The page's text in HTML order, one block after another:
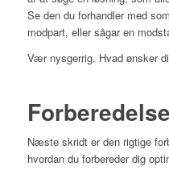
Se den du forhandler med
modpart, eller sågar en
Vær nysgerrig. Hvad ønsker
Forberedelse
Næste skridt er den rigtige
hvordan du forbereder dig